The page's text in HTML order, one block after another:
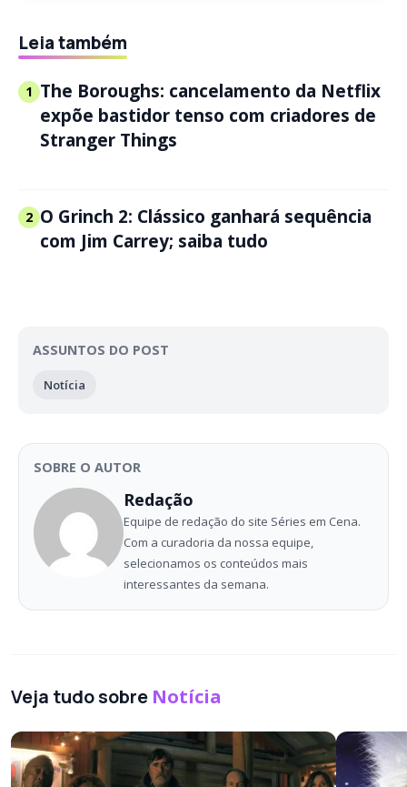
Leia também
1 The Boroughs: cancelamento da Netflix
expõe bastidor tenso com criadores de
Stranger Things
2 O Grinch 2: Clássico ganhará sequência
com Jim Carrey; saiba tudo
ASSUNTOS DO POST
Notícia
SOBRE O AUTOR
Redação
Equipe de redação do site Séries em Cena.
Com a curadoria da nossa equipe,
selecionamos os conteúdos mais
interessantes da semana.
Veja tudo sobre Notícia